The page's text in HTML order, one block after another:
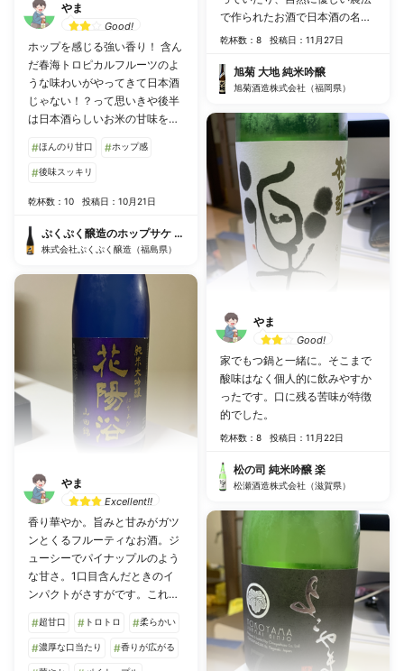
やま
Good!
ホップを感じる強い香り！ 含ん
だ春海トロピカルフルーツのよ
うな味わいがやってきて日本酒
じゃない！？って思いきや後半
は日本酒らしいお米の甘味をや
でした。クラフトサケが日本酒
の多様性を生み出しててすごく
#ほんのり甘口 #ホップ感
#後味スッキリ
乾杯数：10 投稿日：10月21日
ぷくぷく醸造のホップサケ シトラ
株式会社ぷくぷく醸造（福島県）
やま
Excellent!!
香り華やか。旨みと甘みがガツ
ンとくるフルーティなお酒。ジ
ューシーでパイナップルのよう
な甘さ。1口目含んだときのイ
ンパクトがさすがです。これぞ
#超甘口 # トロトロ #柔らかい
#濃厚な口当たり #香りが広がる
で作られたお酒で日本酒の名前
にピッタリなお酒です。米の味
はかなり強めです。
乾杯数：8 投稿日：11月27日
旭菊 大地 純米吟醸
旭菊酒造株式会社（福岡県）
やま
Good!
家でもつ鍋と一緒に。そこまで
酸味はなく個人的に飲みやすか
ったです。口に残る苦味が特徴
的でした。
乾杯数：8 投稿日：11月22日
松の司 純米吟醸 楽
松瀬酒造株式会社（滋賀県）